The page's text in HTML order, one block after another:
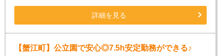
詳細を見る
【蟹江町】公立園で安心◎7.5h安定勤務ができる♪